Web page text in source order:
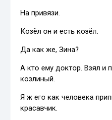
На привязи.
Козёл он и есть козёл.
Да как же, Зина?
А кто ему доктор. Взял и
козлиный.
Я ж его как человека
красавчик.